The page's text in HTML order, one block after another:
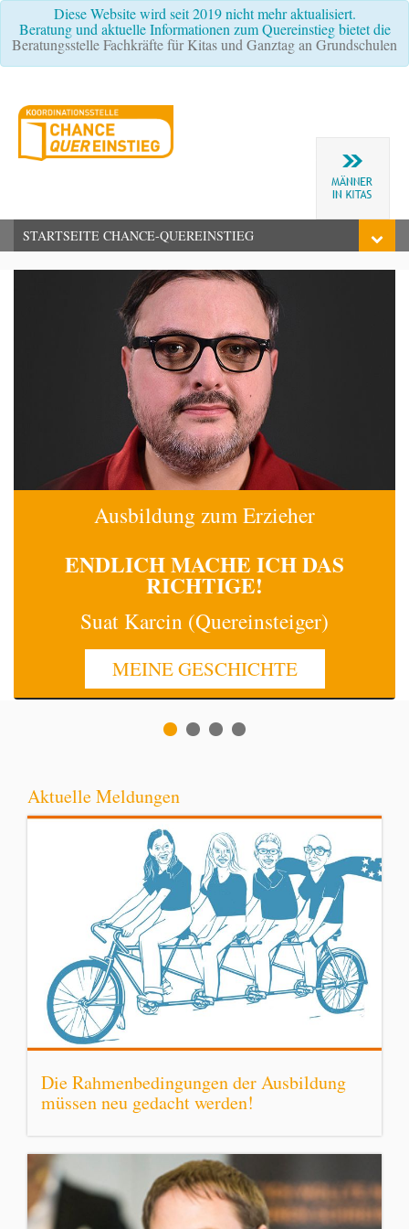
Diese Website wird seit 2019 nicht mehr aktualisiert.
Beratung und aktuelle Informationen zum Quereinstieg bietet die
Beratungsstelle Fachkräfte für Kitas und Ganztag an Grundschulen
STARTSEITE CHANCE-QUEREINSTIEG
Ausbildung zum Erzieher
ENDLICH MACHE ICHDAS
RICHTIGE!
Suat Karcin (Quereinsteiger)
MEINE GESCHICHTE
Aktuelle Meldungen
Die Rahmenbedingungen der Ausbildung
müssen neu gedacht werden!